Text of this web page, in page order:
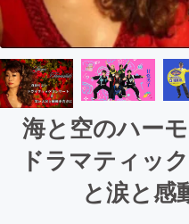
海と空のハー
ドラマティッ
と涙と感